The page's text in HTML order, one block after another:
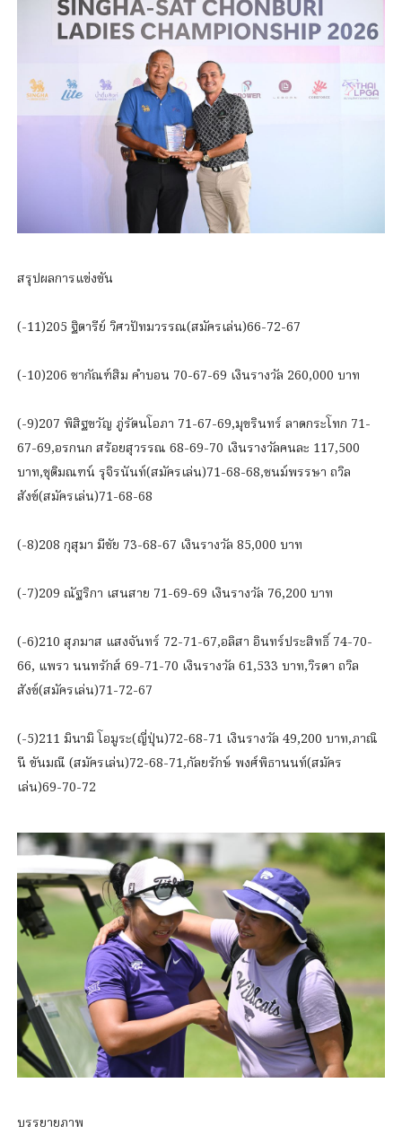
สรุปผลการแข่งขัน
(-11)205 ฐิตารีย์ วิศวปัทมวรรณ(สมัครเล่น)66-72-67
(-10)206 ชากัณฑ์สิม คำบอน 70-67-69 เงินรางวัล 260,000 บาท
(-9)207 พิสิฐขวัญ ภู่รัตนโอภา 71-67-69,มุขรินทร์ ลาดกระโทก 71-
67-69,อรกนก สร้อยสุวรรณ 68-69-70 เงินรางวัลคนละ 117,500
บาท,ชุติมณฑน์ รุจิรนันท์(สมัครเล่น)71-68-68,ชนม์พรรษา ถวิล
สังข์(สมัครเล่น)71-68-68
(-8)208 กุสุมา มีชัย 73-68-67 เงินรางวัล 85,000 บาท
(-7)209 ณัฐริกา เสนสาย 71-69-69 เงินรางวัล 76,200 บาท
(-6)210 สุภมาส แสงจันทร์ 72-71-67,อลิสา อินทร์ประสิทธิ์ 74-70-
66, แพรว นนทรักส์ 69-71-70 เงินรางวัล 61,533 บาท,วิรดา ถวิล
สังข์(สมัครเล่น)71-72-67
(-5)211 มินามิ โอมูระ(ญี่ปุ่น)72-68-71 เงินรางวัล 49,200 บาท,ภาณิ
นี ขันมณี (สมัครเล่น)72-68-71,กัลยรักษ์ พงศ์พิธานนท์(สมัคร
เล่น)69-70-72
บรรยายภาพ